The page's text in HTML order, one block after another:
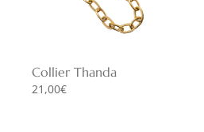
Collier Thanda
21,00€